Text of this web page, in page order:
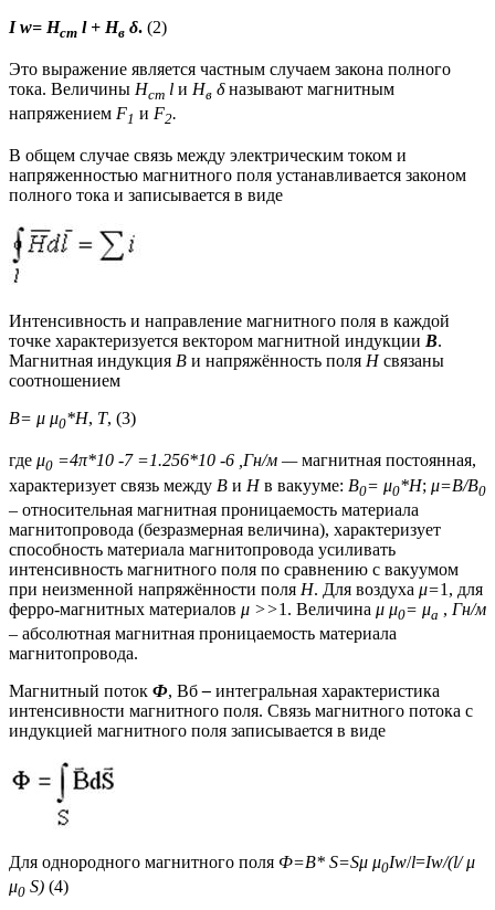
I w= Hст l + Hв δ. (2)
Это выражение является частным случаем закона полного
тока. Величины Hст l и Hв δназывают магнитным
напряжением F1 и F2.
В общем случае связь между электрическим током и
напряженностью магнитного поля устанавливается законом
полного тока и записывается в виде
Интенсивность и направление магнитного поля в каждой
точке характеризуется вектором магнитной индукции B.
Магнитная индукция B и напряжённость поля Hсвязаны
соотношением
B= μ μ0*H, Т, (3)
где μ0 =4π*10 -7 =1.256*10 -6 ,Гн/м —магнитная постоянная,
характеризует связь между B и Hв вакууме: B0= μ0*H; μ=B/B0
– относительная магнитная проницаемость материала
магнитопровода (безразмерная величина), характеризует
способность материала магнитопровода усиливать
интенсивность магнитного поля по сравнению с вакуумом
при неизменной напряжённости поля H. Для воздуха μ=1, для
ферро-магнитных материалов μ >>1. Величина μ μ0= μа , Гн/м
– абсолютная магнитная проницаемость материала
магнитопровода.
Магнитный поток Ф, Вб – интегральная характеристика
интенсивности магнитного поля. Связь магнитного потока с
индукцией магнитного поля записывается в виде
Для однородного магнитного поля Ф=B* S=Sμ μ0Iw/l=Iw/(l/ μ
μ0 S) (4)